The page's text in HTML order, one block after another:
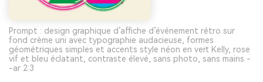
Prompt : design graphique d’affiche d’événement rétro sur
fond crème uni avec typographie audacieuse, formes
géométriques simples et accents style néon en vert Kelly, rose
vif et bleu éclatant, contraste élevé, sans photo, sans mains -
-ar 2:3